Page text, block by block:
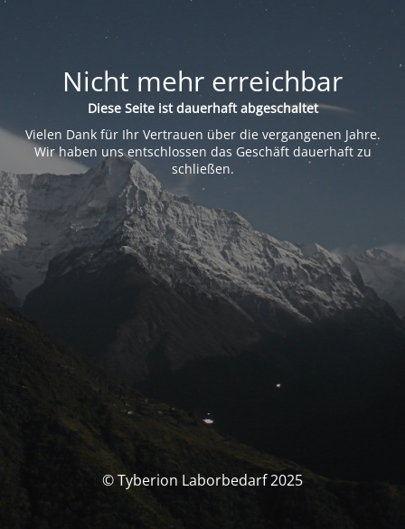
Nicht mehr erreichbar
Diese Seite ist dauerhaft abgeschaltet
Vielen Dank für Ihr Vertrauen über die vergangenen Jahre.
Wir haben uns entschlossen das Geschäft dauerhaft zu
schließen.
© Tyberion Laborbedarf 2025